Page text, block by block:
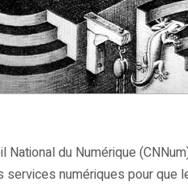
National du Numérique
services numériques pour que